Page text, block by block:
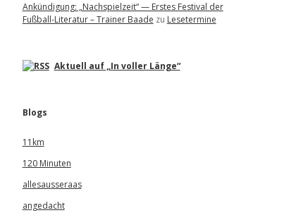
Ankündigung: „Nachspielzeit“ — Erstes Festival der
Fußball-Literatur – Trainer Baade zu Lesetermine
Aktuell auf „In voller Länge“
Blogs
11km
120 Minuten
allesausseraas
angedacht